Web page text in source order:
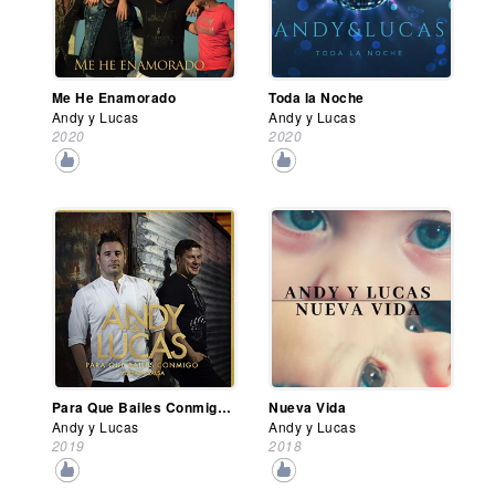
Me He Enamorado
Andy y Lucas
2020
Toda la Noche
Andy y Lucas
2020
Para Que Bailes Conmigo (Versión Salsa)
Andy y Lucas
2019
Nueva Vida
Andy y Lucas
2018